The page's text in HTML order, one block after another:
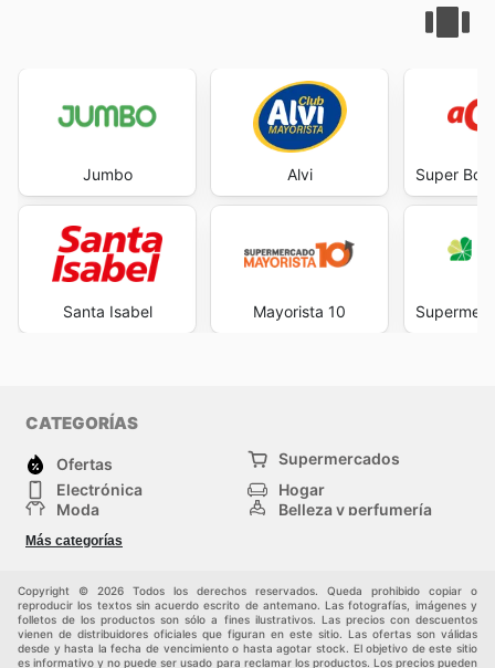
Jumbo
Santa Isabel
Alvi
Mayorista 10
Super
CATEGORÍAS
Ofertas
Supermercados
Electrónica
Hogar
Moda
Belleza y perfumería
Deporte
Más categorías
Copyright © 2026 Todos los derechos reservados. Queda prohibido copiar o
reproducir los textos sin acuerdo escrito de antemano. Las fotografías, imágenes y
folletos de los productos son sólo a fines ilustrativos. Las precios con descuentos
vienen de distribuidores oficiales que figuran en este sitio. Las ofertas son válidas
desde y hasta la fecha de vencimiento o hasta agotar stock. El objetivo de este sitio
es informativo y no puede ser usado para reclamar los productos. Los precios pueden